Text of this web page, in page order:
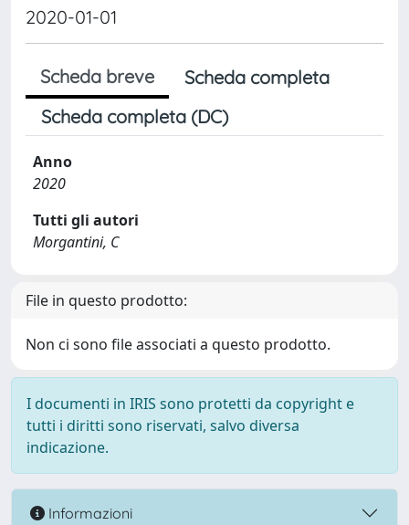
2020-01-01
Scheda breve
Scheda completa
Scheda completa (DC)
Anno
2020
Tutti gli autori
Morgantini, C
File in questo prodotto:
Non ci sono file associati a questo prodotto.
I documenti in IRIS sono protetti da copyright e
tutti i diritti sono riservati, salvo diversa
indicazione.
Informazioni